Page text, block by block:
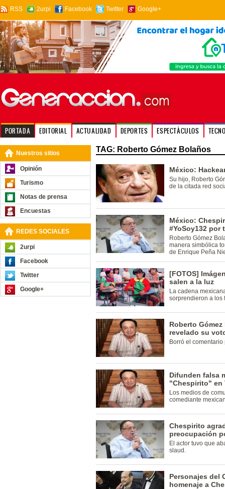
RSS 2urpi Facebook Twitter Google+
PORTADA EDITORIAL ACTUALIDAD DEPORTES ESPECTÁCULOS
Nuestros sitios
Opinión
Turismo
Notas de prensa
Encuestas
REDES SOCIALES
2urpi
Facebook
Twitter
Google+
TAG: Roberto Gómez Bolaños
México:
Su hijo, Roberto
de la citada red
México:
#YoSoy132 por
Roberto Gómez
manera simbólica
de Enrique Peña
[FOTOS]
salen a la luz
La cadena
sorprendieron a los
Roberto
revelado su
Borró el
Difunden falsa
"Chespirito" en
Los medios de
comediante
Chespirito
preocupación
El actor tuvo que
slaud.
Personajes del
homenaje a